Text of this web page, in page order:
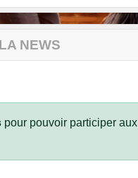
NEWS
pour pouvoir participer aux